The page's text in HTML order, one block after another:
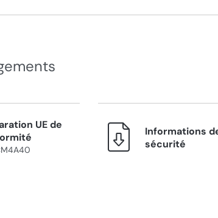
UE de
Informations
sécurité